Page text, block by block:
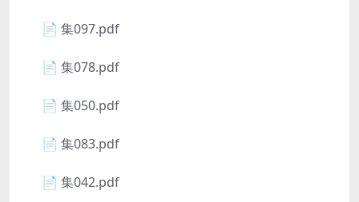
📄 集097.pdf
📄 集078.pdf
📄 集050.pdf
📄 集083.pdf
📄 集042.pdf